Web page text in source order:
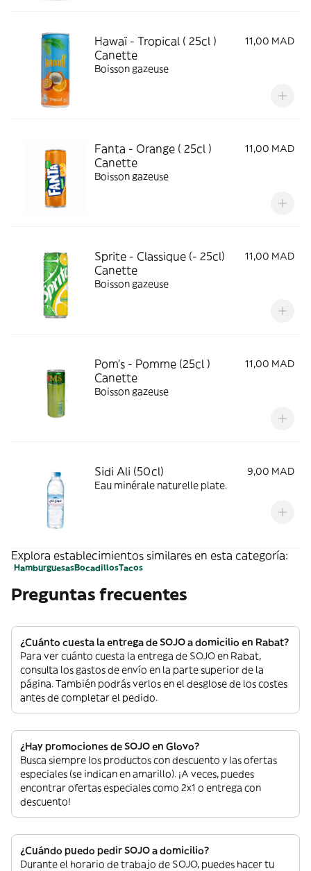
Hawaï - Tropical ( 25cl )
Canette
11,00 MAD
Boisson gazeuse
Fanta - Orange ( 25cl )
Canette
11,00 MAD
Boisson gazeuse
Sprite - Classique (- 25cl)
Canette
11,00 MAD
Boisson gazeuse
Pom's - Pomme (25cl )
Canette
11,00 MAD
Boisson gazeuse
Sidi Ali (50cl)
9,00 MAD
Eau minérale naturelle plate.
Explora establecimientos similares en esta categoría:
HamburguesasBocadillosTacos
Preguntas frecuentes
¿Cuánto cuesta la entrega de SOJO a domicilio en Rabat?
Para ver cuánto cuesta la entrega de SOJO en Rabat,
consulta los gastos de envío en la parte superior de la
página. También podrás verlos en el desglose de los costes
antes de completar el pedido.
¿Hay promociones de SOJO en Glovo?
Busca siempre los productos con descuento y las ofertas
especiales (se indican en amarillo). ¡A veces, puedes
encontrar ofertas especiales como 2x1 o entrega con
descuento!
¿Cuándo puedo pedir SOJO a domicilio?
Durante el horario de trabajo de SOJO, puedes hacer tu